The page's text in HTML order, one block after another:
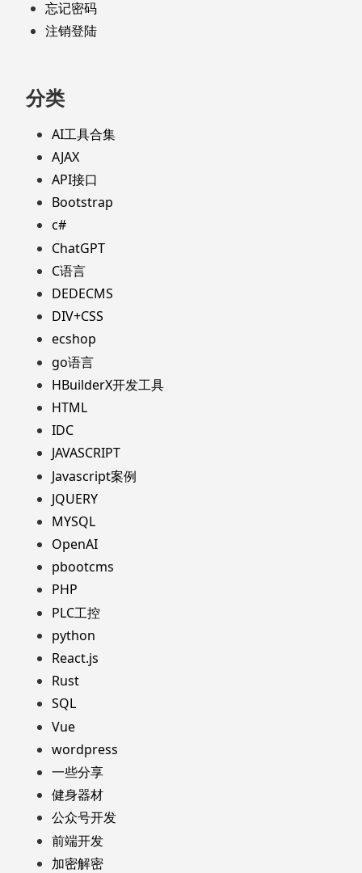
忘记密码
注销登陆
分类
AI工具合集
AJAX
API接口
Bootstrap
c#
ChatGPT
C语言
DEDECMS
DIV+CSS
ecshop
go语言
HBuilderX开发工具
HTML
IDC
JAVASCRIPT
Javascript案例
JQUERY
MYSQL
OpenAI
pbootcms
PHP
PLC工控
python
React.js
Rust
SQL
Vue
wordpress
一些分享
健身器材
公众号开发
前端开发
加密解密